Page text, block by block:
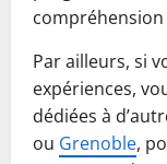
compréhension
Par ailleurs, si
expériences,
dédiées à
ou Grenoble,